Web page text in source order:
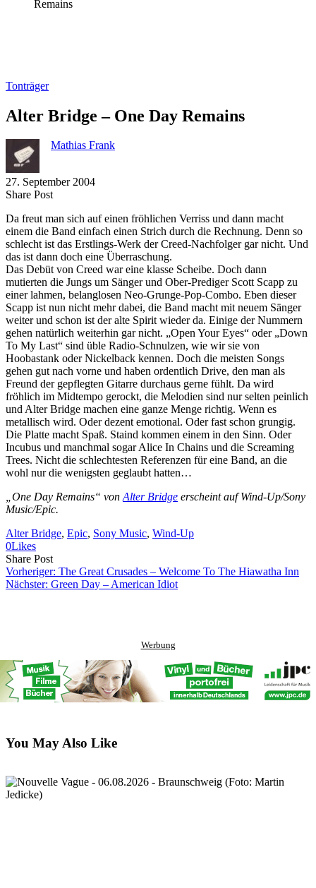
Tonträger
Alter Bridge – One Day Remains
Mathias Frank
27. September 2004
Share PostShare
Facebook
Copy
to
clipboard
Send
via
eMail
Da freut man sich auf einen fröhlichen Verriss und dann macht
einem die Band einfach einen Strich durch die Rechnung. Denn so
schlecht ist das Erstlings-Werk der Creed-Nachfolger gar nicht. Und
das ist dann doch eine Überraschung.
Das Debüt von Creed war eine klasse Scheibe. Doch dann
mutierten die Jungs um Sänger und Ober-Prediger Scott Scapp zu
einer lahmen, belanglosen Neo-Grunge-Pop-Combo. Eben dieser
Scapp ist nun nicht mehr dabei, die Band macht mit neuem Sänger
weiter und schon ist der alte Spirit wieder da. Einige der Nummern
gehen natürlich weiterhin gar nicht. „Open Your Eyes“ oder „Down
To My Last“ sind üble Radio-Schnulzen, wie wir sie von
Hoobastank oder Nickelback kennen. Doch die meisten Songs
gehen gut nach vorne und haben ordentlich Drive, den man als
Freund der gepflegten Gitarre durchaus gerne fühlt. Da wird
fröhlich im Midtempo gerockt, die Melodien sind nur selten peinlich
und Alter Bridge machen eine ganze Menge richtig. Wenn es
metallisch wird. Oder dezent emotional. Oder fast schon grungig.
Die Platte macht Spaß. Staind kommen einem in den Sinn. Oder
Incubus und manchmal sogar Alice In Chains und die Screaming
Trees. Nicht die schlechtesten Referenzen für eine Band, an die
wohl nur die wenigsten geglaubt hatten…
„One Day Remains“ vonAlter Bridge erscheint auf Wind-Up/Sony
Music/Epic.
Alter Bridge, Epic, Sony Music, Wind-Up
0Likes
Share PostShare
on
Facebook
Copy
URL
to
Send
Link
via
Vorheriger: The Great Crusades – Welcome To The Hiawatha Inn
Nächster: Green Day – American Idiot
Werbung
You May Also Like